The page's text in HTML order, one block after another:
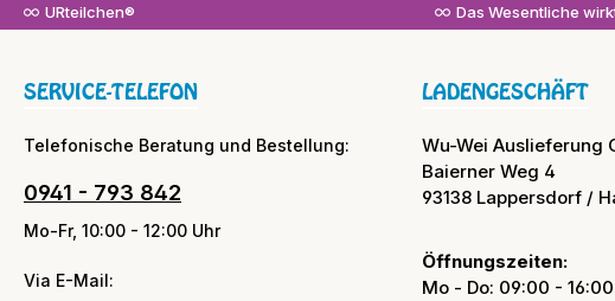
URteilchen® Das Wesentliche
SERVICE-TELEFON
Telefonische Beratung und Bestellung:
0941 - 793 842
Mo-Fr, 10:00 - 12:00 Uhr
Via E-Mail:
LADENGESCHÄFT
Wu-Wei Auslieferung
Baierner Weg 4
93138 Lappersdorf /
Öffnungszeiten:
Mo - Do: 09:00 -